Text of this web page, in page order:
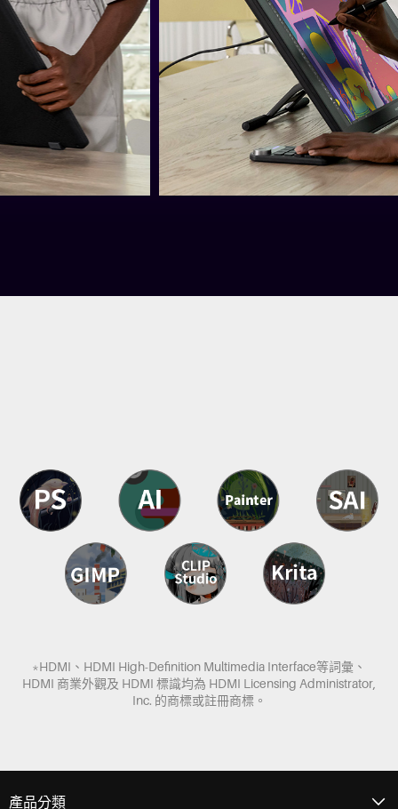
*HDMI、HDMI High-Definition Multimedia Interface等詞彙、
HDMI 商業外觀及 HDMI 標識均為 HDMI Licensing Administrator,
Inc. 的商標或註冊商標。
產品分類